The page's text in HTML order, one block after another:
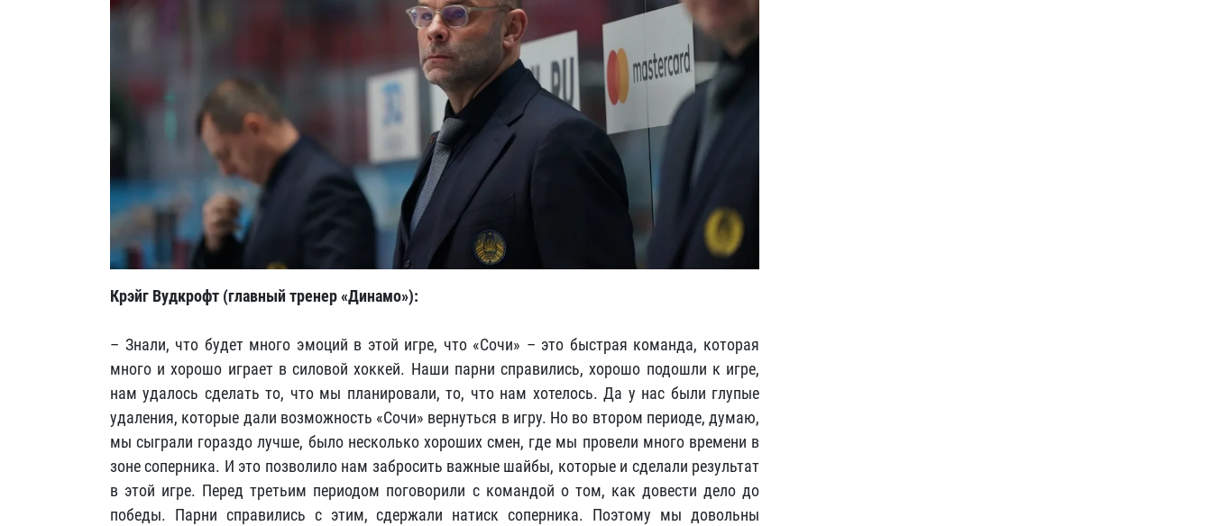
Крэйг Вудкрофт (главный тренер «Динамо»):
– Знали, что будет много эмоций в этой игре, что «Сочи» – это быстрая команда, которая
много и хорошо играет в силовой хоккей. Наши парни справились, хорошо подошли к игре,
нам удалось сделать то, что мы планировали, то, что нам хотелось. Да у нас были глупые
удаления, которые дали возможность «Сочи» вернуться в игру. Но во втором периоде, думаю,
мы сыграли гораздо лучше, было несколько хороших смен, где мы провели много времени в
зоне соперника. И это позволило нам забросить важные шайбы, которые и сделали результат
в этой игре. Перед третьим периодом поговорили с командой о том, как довести дело до
победы. Парни справились с этим, сдержали натиск соперника. Поэтому мы довольны